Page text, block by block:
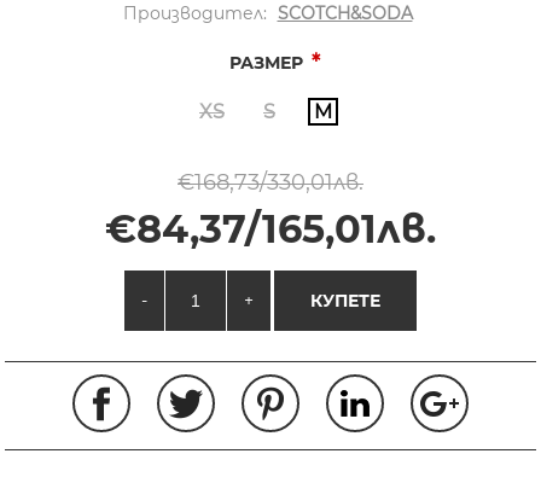
Производител: SCOTCH&SODA
РАЗМЕР *
XS S M
€168,73/330,01лв.
€84,37/165,01лв.
- + КУПЕТЕ